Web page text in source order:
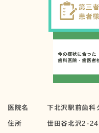
医院名
下北沢駅前歯科
住所
世田谷北沢2-